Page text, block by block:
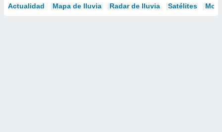
Actualidad Mapa de lluvia Radar de lluvia Satélites